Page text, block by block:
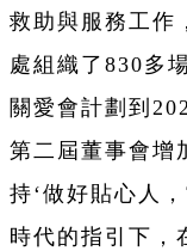
救助與服務工作
處組織了830多
關愛會計劃到
第二屆董事會增
持‘做好貼心人
時代的指引下，